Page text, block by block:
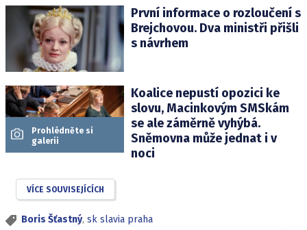
První informace o rozloučení s
Brejchovou. Dva ministři přišli
s návrhem
Prohlédněte si
galerii
Koalice nepustí opozici ke
slovu, Macinkovým SMSkám
se ale záměrně vyhýbá.
Sněmovna může jednat i v
noci
VÍCE SOUVISEJÍCÍCH
Boris Šťastný, sk slavia praha